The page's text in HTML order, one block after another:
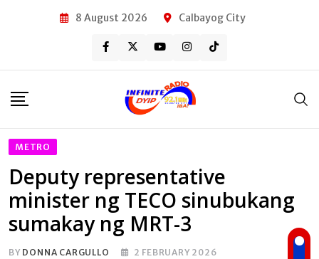
8 August 2026 Calbayog City
METRO
Deputy representative
minister ng TECO sinubukang
sumakay ng MRT-3
BY DONNA CARGULLO 2 FEBRUARY 2026